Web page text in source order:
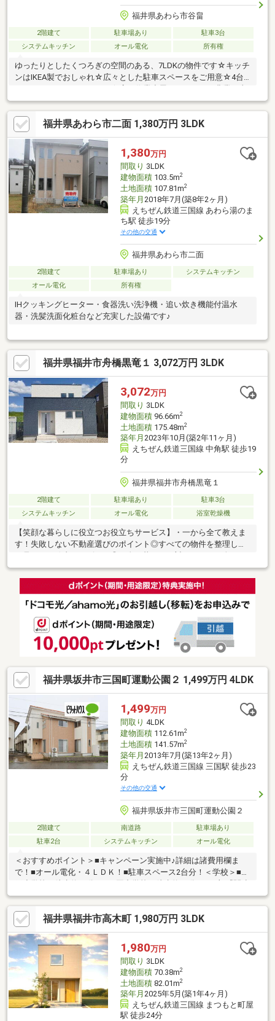
福井県あわら市谷畠
2階建て 駐車場あり
駐車3台
システムキッチン
オール電化 所有権
ゆったりとしたくつろぎの空間のある、7LDKの物件です☆キッチ
ンはIKEA製でおしゃれ☆広々とした駐車スペースをご用意☆4台
業をされる方にもおススメです♪車庫としても使えます。エアコン
３台あり（キッチン・和室・洋室）リフォーム歴☆キッチン・1F
床の補強工事（玄関と廊下以外）
福井県あわら市二面 1,380万円 3LDK
1,380万円
間取り 3LDK
建物面積103.5m2
土地面積107.81m2
築年月 2018年7月(築8年2ヶ月)
えちぜん鉄道三国線 あわら湯のま
ち駅 徒歩19分
その他の交通
福井県あわら市二面
2階建て 駐車場あり
システムキッチン
オール電化
所有権
IHクッキングヒーター・食器洗い洗浄機・追い炊き機能付温水
器・洗髪洗面化粧台など充実した設備です♪
福井県福井市舟橋黒竜１ 3,072万円 3LDK
3,072万円
間取り 3LDK
建物面積96.66m2
土地面積175.48m2
築年月 2023年10月(築2年11ヶ月)
えちぜん鉄道三国線 中角駅 徒歩19
分
福井県福井市舟橋黒竜１
2階建て 駐車場あり
駐車3台
システムキッチン
オール電化 浴室乾燥機
【笑顔な暮らしに役立つお役立ちサービス】・一から全て教えま
す！失敗しない不動産選びのポイント◎すべての物件を整理して
人の価値観にあった選択のご提案！■■■地元密着の不動産会社
【ハウスドゥ二の宮】です■■■◆◆◆福井市内で常時300物件以
上を取り扱っております◆◆◆◆◆◆住宅ローンの承認実績が多
数ございます。 頭金が少ない方・リフォーム工事も希
談等は「0776-43-6505」へ●●
福井県坂井市三国町運動公園２ 1,499万円 4LDK
1,499万円
間取り 4LDK
建物面積112.61m2
土地面積141.57m2
築年月 2013年7月(築13年2ヶ月)
えちぜん鉄道三国線 三国駅 徒歩23
分
その他の交通
福井県坂井市三国町運動公園２
2階建て 南道路
駐車場あり
駐車2台
システムキッチン オール電化
＜おすすめポイント＞■キャンペーン実施中♪詳細は諸費用欄ま
で！■オール電化・４ＬＤＫ！■駐車スペース2台分！＜学校＞■加
戸小学校（徒歩約34分）■三国中学校（徒歩約25分）■下部『関連
リンク』よりパノラマ画像がご覧頂けます！平日・休日問わずい
つでも内覧を受付しております。自己資金０円からのご購入や税
金も『住宅ローンアドバイザー』の資格を有するスタッフが丁寧
にご説明いたします。お気軽にお問合せください！
福井県福井市高木町 1,980万円 3LDK
1,980万円
間取り 3LDK
建物面積70.38m2
土地面積82.01m2
築年月 2025年5月(築1年4ヶ月)
えちぜん鉄道三国線 まつもと町屋
駅 徒歩24分